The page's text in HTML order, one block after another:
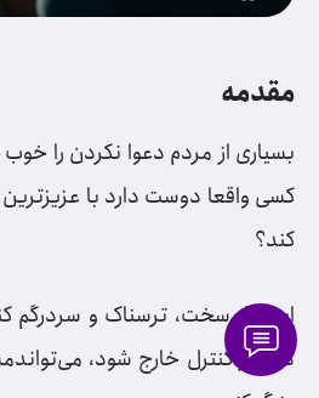
مقدمه
بسیاری از مردم دعوا نکردن را
کسی واقعا دوست دارد با
کند؟
این کار سخت، ترسناک و سردرگم
دعوا از کنترل خارج شود،